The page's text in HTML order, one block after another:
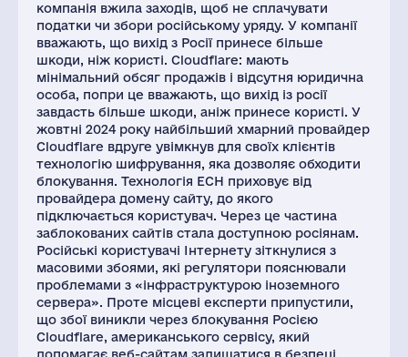
компанія вжила заходів, щоб не сплачувати
податки чи збори російському уряду. У компанії
вважають, що вихід з Росії принесе більше
шкоди, ніж користі. Cloudflare: мають
мінімальний обсяг продажів і відсутня юридична
особа, попри це вважають, що вихід із росії
завдасть більше шкоди, аніж принесе користі. У
жовтні 2024 року найбільший хмарний провайдер
Cloudflare вдруге увімкнув для своїх клієнтів
технологію шифрування, яка дозволяє обходити
блокування. Технологія ECH приховує від
провайдера домену сайту, до якого
підключається користувач. Через це частина
заблокованих сайтів стала доступною росіянам.
Російські користувачі Інтернету зіткнулися з
масовими збоями, які регулятори пояснювали
проблемами з «інфраструктурою іноземного
сервера». Проте місцеві експерти припустили,
що збої виникли через блокування Росією
Cloudflare, американського сервісу, який